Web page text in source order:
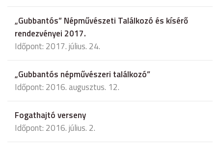
„Gubbantós” Népművészeti Találkozó és kísérő
rendezvényei 2017.
Időpont: 2017. július. 24.
„Gubbantós népművészeri találkozó”
Időpont: 2016. augusztus. 12.
Fogathajtó verseny
Időpont: 2016. július. 2.